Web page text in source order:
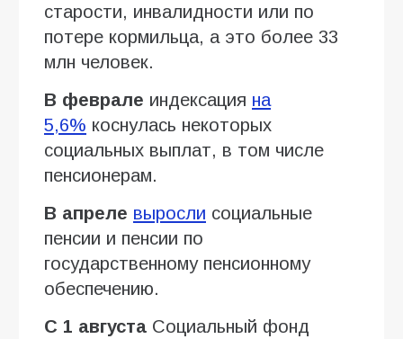
старости, инвалидности или по
потере кормильца, а это более 33
млн человек.
В феврале индексация на
5,6% коснулась некоторых
социальных выплат, в том числе
пенсионерам.
В апреле выросли социальные
пенсии и пенсии по
государственному пенсионному
обеспечению.
С 1 августа Социальный фонд